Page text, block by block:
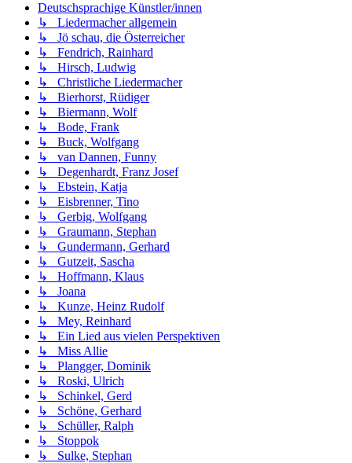
Deutschsprachige Künstler/innen
↳ Liedermacher allgemein
↳ Jö schau, die Österreicher
↳ Fendrich, Rainhard
↳ Hirsch, Ludwig
↳ Christliche Liedermacher
↳ Bierhorst, Rüdiger
↳ Biermann, Wolf
↳ Bode, Frank
↳ Buck, Wolfgang
↳ van Dannen, Funny
↳ Degenhardt, Franz Josef
↳ Ebstein, Katja
↳ Eisbrenner, Tino
↳ Gerbig, Wolfgang
↳ Graumann, Stephan
↳ Gundermann, Gerhard
↳ Gutzeit, Sascha
↳ Hoffmann, Klaus
↳ Joana
↳ Kunze, Heinz Rudolf
↳ Mey, Reinhard
↳ Ein Lied aus vielen Perspektiven
↳ Miss Allie
↳ Plangger, Dominik
↳ Roski, Ulrich
↳ Schinkel, Gerd
↳ Schöne, Gerhard
↳ Schüller, Ralph
↳ Stoppok
↳ Sulke, Stephan